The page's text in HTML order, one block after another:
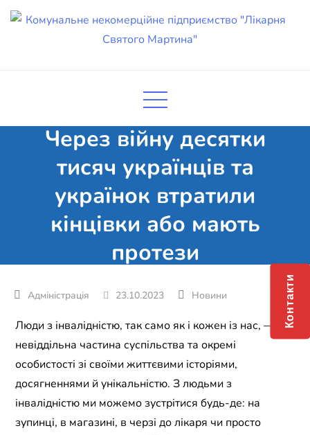
Skip
підприємство "Лікарня Святого
Через війну десятки
тисяч українців та
українок втратили
кінцівки або мають
протези
23.10.2023 Новини
Люди з інвалідністю, так само як і кожен із нас, —
невіддільна частина суспільства та окремі
особистості зі своїми життєвими історіями,
досягненнями й унікальністю. З людьми з
інвалідністю ми можемо зустрітися будь-де: на
зупинці, в магазині, в черзі до лікаря чи просто
Контакти